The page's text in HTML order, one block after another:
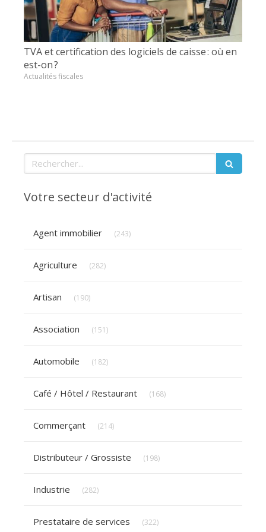
TVA et certification des logiciels de caisse : où en
est-on ?
Actualités fiscales
Rechercher
Votre secteur d'activité
Agent immobilier (243)
Agriculture (282)
Artisan (190)
Association (151)
Automobile (182)
Café / Hôtel / Restaurant (168)
Commerçant (214)
Distributeur / Grossiste (198)
Industrie (282)
Prestataire de services (322)